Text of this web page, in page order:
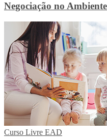
Negociação no
Curso Livre EAD